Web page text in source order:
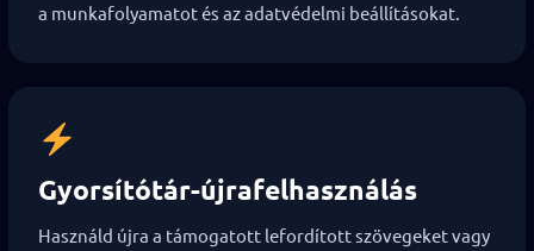
a munkafolyamatot és az adatvédelmi beállításokat.
Gyorsítótár-újrafelhasználás
Használd újra a támogatott lefordított szövegeket vagy